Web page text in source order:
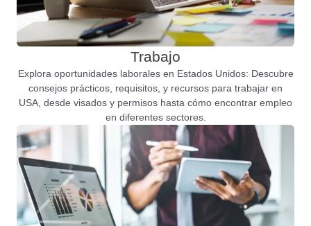
Trabajo
Explora oportunidades laborales en Estados Unidos: Descubre
consejos prácticos, requisitos, y recursos para trabajar en
USA, desde visados y permisos hasta cómo encontrar empleo
en diferentes sectores.